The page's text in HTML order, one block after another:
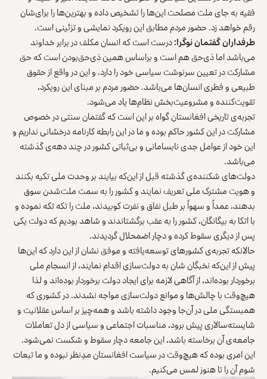
فقیه به جای ملت مصلحت این‌ها را تشخیص داده و بهترین‌ها را برای‌شان
رقم خواهد زد. حضور مردم مطابق این رویکرد نمایشی و تزئینی است.
طرفداران گفتمان نوگرا:درست است که انسان مکلف در برابر خداوند
می‌باشد اما ذی‌حق هم است و براساس همین ذی‌حق‌بودن است که حق
مشارکت در تعیین سرنوشت سیاسی خود را دارد. و این در واقع از حقوق
طبیعی و فطری انسان‌ها می‌باشد. حضور مردم بر مبنای این رویکرد،
تقویت‌کننده و مشروعیت‌بخش نظام‌ها یاد می‌شود.
تجربه‌ی تاریخی افغانستان گواه بر این است که گفتمان سنتی در خصوص
مشارکت در این کشور حاکم بوده و ما در این رابطه کارنامه درخشانی نداریم و
این خود از عوامل جدی نابسامانی و بی‌ثباتی کشور در چند دهه‌ی گذشته
می‌باشد.
دولت‌های شکننده‌ی گذشته قبل از این‌که بیایند بر وحدت ملی تکیه بکنند
و هویت مشترک ملی تعریف نمایند و کشور را به سمت ملت‌شدن سوق
بدهند، عمداً و سهواً بر طبل نفاق و نفرت کوبیدند، ملت را تکه تکه نموده و
با اتکا به بیگانگان، کشور را به عقب برگشتاندند و شاهد بودیم که دولت یکی
پس از دیگری سقوط کرده و دچار اضمحلال گردیدند.
حالانکه تجربه‌ی کشورهای توسعه‌یافته و موفق نشان از این دارد که این‌ها
پیش از این‌که نخبگان شان به دولت‌سازی اقدام نمایند، از انسجام ملی
برخوردار بوده‌اند، از آگاهی لازمه برای ایجاد دولت برخوردار بوده‌اند و لذا
هیچ‌وقت با چالش‌ها و موانع دولت‌سازی مواجه نشدند. در کشوری که
همبستگی ملی در آن‌جا وجود داشته باشد و همه‌چیز بر اساس عقلانیت و
شایسته‌سالاری پیش برود، مناسبات اجتماعی و سیاسی از دل تعاملات
جامعه‌ی آن برخاسته باشد، این جامعه دچار سقوط و شکست نمی‌شود.
این امری بوده که هیچ‌وقت در سیاست افغانستان مدِنظر نبوده و ما تبعات
شوم آن‌ را تا هنوز لمس می‌کنیم.